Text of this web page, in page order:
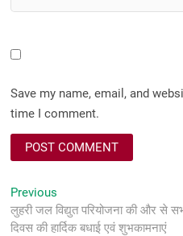
Save my name, email, and
time I comment.
Post
navigation
Previous
post:
लुहरी जल विद्युत परियोजना की और से
दिवस की हार्दिक बधाई एवं शुभकामनाएं